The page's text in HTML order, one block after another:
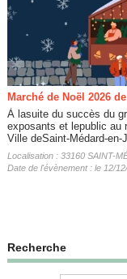
Marché de Noël 2026
À lasuite du succès du
exposants et lepublic au
Ville deSaint-Médard-
Localisation : 33160 SAINT-
Date de l'évènement : le 12/
Recherche